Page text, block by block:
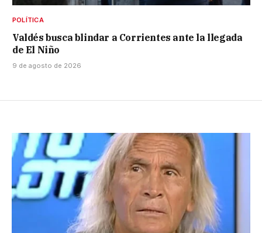
POLÍTICA
Valdés busca blindar a Corrientes ante la llegada
de El Niño
9 de agosto de 2026